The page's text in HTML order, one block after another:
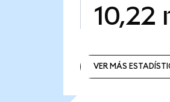
10,22
VER MÁS